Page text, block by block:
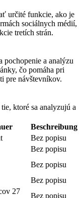
určité funkcie, ako je
sociálnych médií,
tretích strán.
pochopenie a analýzu
čo pomáha pri
pre návštevníkov.
ktoré sa analyzujú a
Beschreibung
Bez popisu
Bez popisu
Bez popisu
Bez popisu
27
Bez popisu